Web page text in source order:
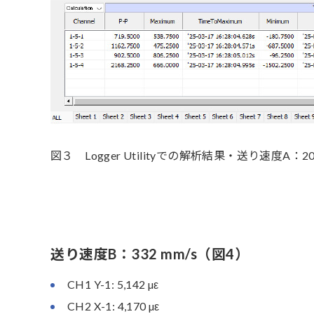
図３ Logger Utilityでの解析結果・送り速度A：
送り速度B：332 mm/s（図4）
CH1 Y-1: 5,142 µε
CH2 X-1: 4,170 µε